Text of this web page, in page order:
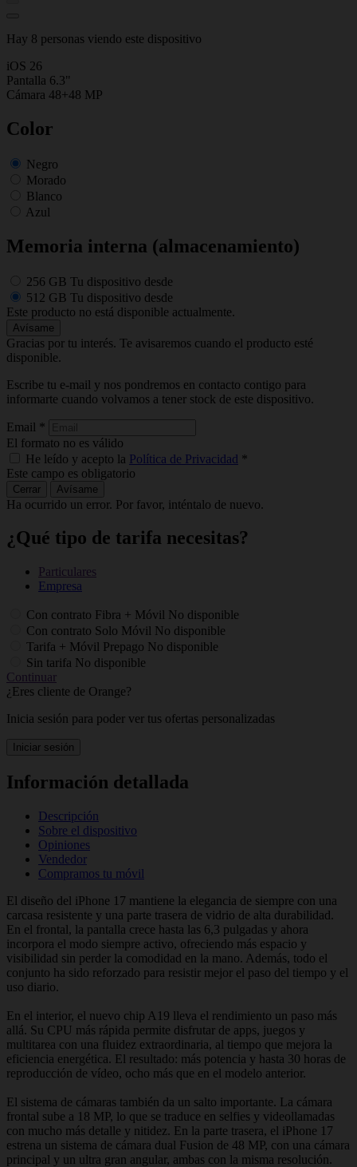
Hay 8 personas viendo este dispositivo
iOS 26
Pantalla 6.3"
Cámara 48+48 MP
Color
Negro
Morado
Blanco
Azul
Memoria interna (almacenamiento)
256 GB Tu dispositivo desde
512 GB Tu dispositivo desde
Este producto no está disponible actualmente.
Avísame
Gracias por tu interés. Te avisaremos cuando el producto esté
disponible.
Escribe tu e-mail y nos pondremos en contacto contigo para
informarte cuando volvamos a tener stock de este dispositivo.
Email *
El formato no es válido
He leído y acepto la Política de Privacidad *
Este campo es obligatorio
Cerrar Avísame
Ha ocurrido un error. Por favor, inténtalo de nuevo.
¿Qué tipo de tarifa necesitas?
Particulares
Empresa
Con contrato Fibra + Móvil No disponible
Con contrato Solo Móvil No disponible
Tarifa + Móvil Prepago No disponible
Sin tarifa No disponible
Continuar
¿Eres cliente de Orange?
Inicia sesión para poder ver tus ofertas personalizadas
Iniciar sesión
Información detallada
Descripción
Sobre el dispositivo
Opiniones
Vendedor
Compramos tu móvil
El diseño del iPhone 17 mantiene la elegancia de siempre con una
carcasa resistente y una parte trasera de vidrio de alta durabilidad.
En el frontal, la pantalla crece hasta las 6,3 pulgadas y ahora
incorpora el modo siempre activo, ofreciendo más espacio y
visibilidad sin perder la comodidad en la mano. Además, todo el
conjunto ha sido reforzado para resistir mejor el paso del tiempo y el
uso diario.
En el interior, el nuevo chip A19 lleva el rendimiento un paso más
allá. Su CPU más rápida permite disfrutar de apps, juegos y
multitarea con una fluidez extraordinaria, al tiempo que mejora la
eficiencia energética. El resultado: más potencia y hasta 30 horas de
reproducción de vídeo, ocho más que en el modelo anterior.
El sistema de cámaras también da un salto importante. La cámara
frontal sube a 18 MP, lo que se traduce en selfies y videollamadas
con mucho más detalle y nitidez. En la parte trasera, el iPhone 17
estrena un sistema de cámara dual Fusion de 48 MP, con una cámara
principal y un ultra gran angular, ambas con la misma resolución.